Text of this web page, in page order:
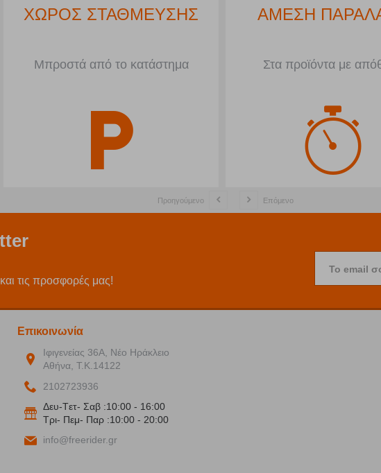
ΧΩΡΟΣ ΣΤΑΘΜΕΥΣΗΣ
Μπροστά από το κατάστημα
ΑΜΕΣΗ
Στα προϊόντα με
Προηγούμενο Επόμενο
τις προσφορές μας!
Το email
Επικοινωνία
Ιφιγενείας 36Α, Νέο Ηράκλειο
Αθήνα, Τ.Κ.14122
2102723936
Δευ-Tετ- Σαβ :10:00 - 16:00
Tρι- Πεμ- Παρ :10:00 - 20:00
info@freerider.gr